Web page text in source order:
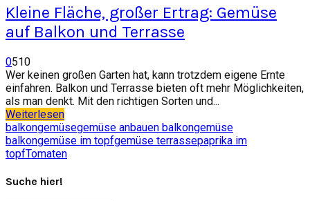
Kleine Fläche, großer Ertrag: Gemüse
auf Balkon und Terrasse
0510
Wer keinen großen Garten hat, kann trotzdem eigene Ernte
einfahren. Balkon und Terrasse bieten oft mehr Möglichkeiten,
als man denkt. Mit den richtigen Sorten und...
Weiterlesen
balkongemüsegemüse anbauen balkongemüse
balkongemüse im topfgemüse terrassepaprika im
topfTomaten
Suche hier!